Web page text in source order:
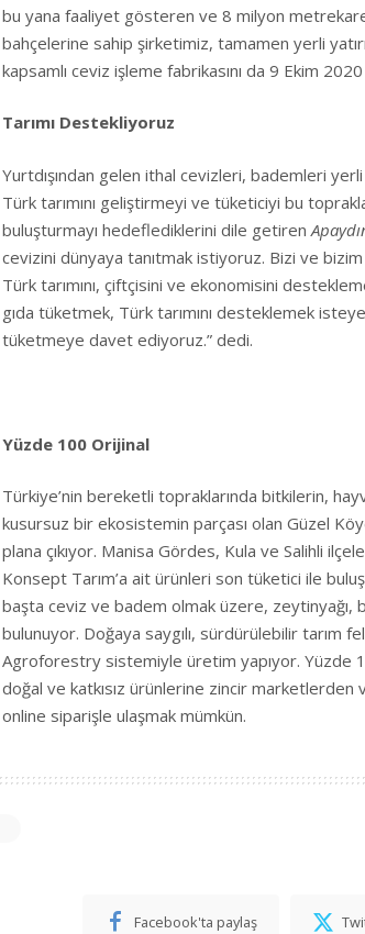
bu yana faaliyet gösteren ve 8 milyon
bahçelerine sahip şirketimiz, tamamen yerli
kapsamlı ceviz işleme fabrikasını da 9 Ekim
Tarımı Destekliyoruz
Yurtdışından gelen ithal cevizleri, bademleri
Türk tarımını geliştirmeyi ve tüketiciyi bu
buluşturmayı hedeflediklerini dile getiren
cevizini dünyaya tanıtmak istiyoruz. Bizi ve
Türk tarımını, çiftçisini ve ekonomisini
gıda tüketmek, Türk tarımını desteklemek
tüketmeye davet ediyoruz.” dedi.
Yüzde 100 Orijinal
Türkiye’nin bereketli topraklarında bitkilerin,
kusursuz bir ekosistemin parçası olan Güzel
plana çıkıyor. Manisa Gördes, Kula ve Salihli
Konsept Tarım’a ait ürünleri son tüketici ile
başta ceviz ve badem olmak üzere, zeytinyağı,
bulunuyor. Doğaya saygılı, sürdürülebilir tarım
Agroforestry sistemiyle üretim yapıyor. Yüzde
doğal ve katkısız ürünlerine zincir marketlerden
online siparişle ulaşmak mümkün.
Facebook'ta paylaş